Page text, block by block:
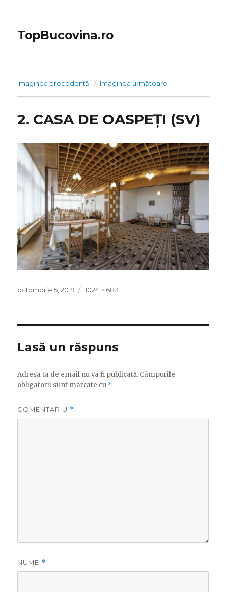
TopBucovina.ro
Imaginea precedentă Imaginea următoare
2. CASA DE OASPEȚI (SV)
Publicat
octombrie 5, 2019
Mărime
1024 × 683
Lasă un răspuns
Adresa ta de email nu va fi publicată. Câmpurile
obligatorii sunt marcate cu *
COMENTARIU *
NUME *